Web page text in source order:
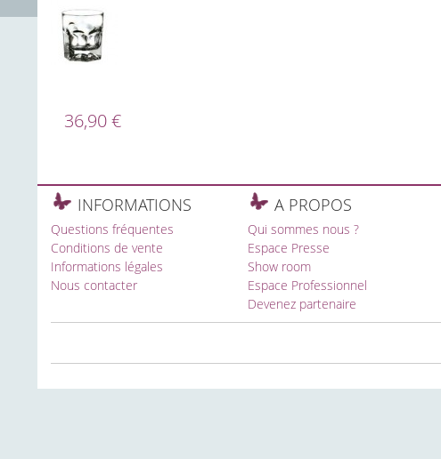
36,90 €
INFORMATIONS
Questions fréquentes
Conditions de vente
Informations légales
Nous contacter
A PROPOS
Qui sommes nous ?
Espace Presse
Show room
Espace Professionnel
Devenez partenaire